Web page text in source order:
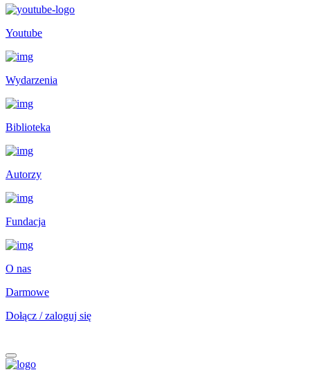
Youtube
Wydarzenia
Biblioteka
Autorzy
Fundacja
O nas
Darmowe
Dołącz / zaloguj się